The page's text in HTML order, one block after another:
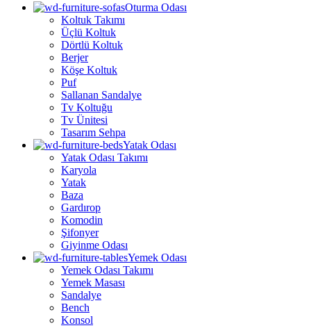
Oturma Odası
Koltuk Takımı
Üçlü Koltuk
Dörtlü Koltuk
Berjer
Köşe Koltuk
Puf
Sallanan Sandalye
Tv Koltuğu
Tv Ünitesi
Tasarım Sehpa
Yatak Odası
Yatak Odası Takımı
Karyola
Yatak
Baza
Gardırop
Komodin
Şifonyer
Giyinme Odası
Yemek Odası
Yemek Odası Takımı
Yemek Masası
Sandalye
Bench
Konsol